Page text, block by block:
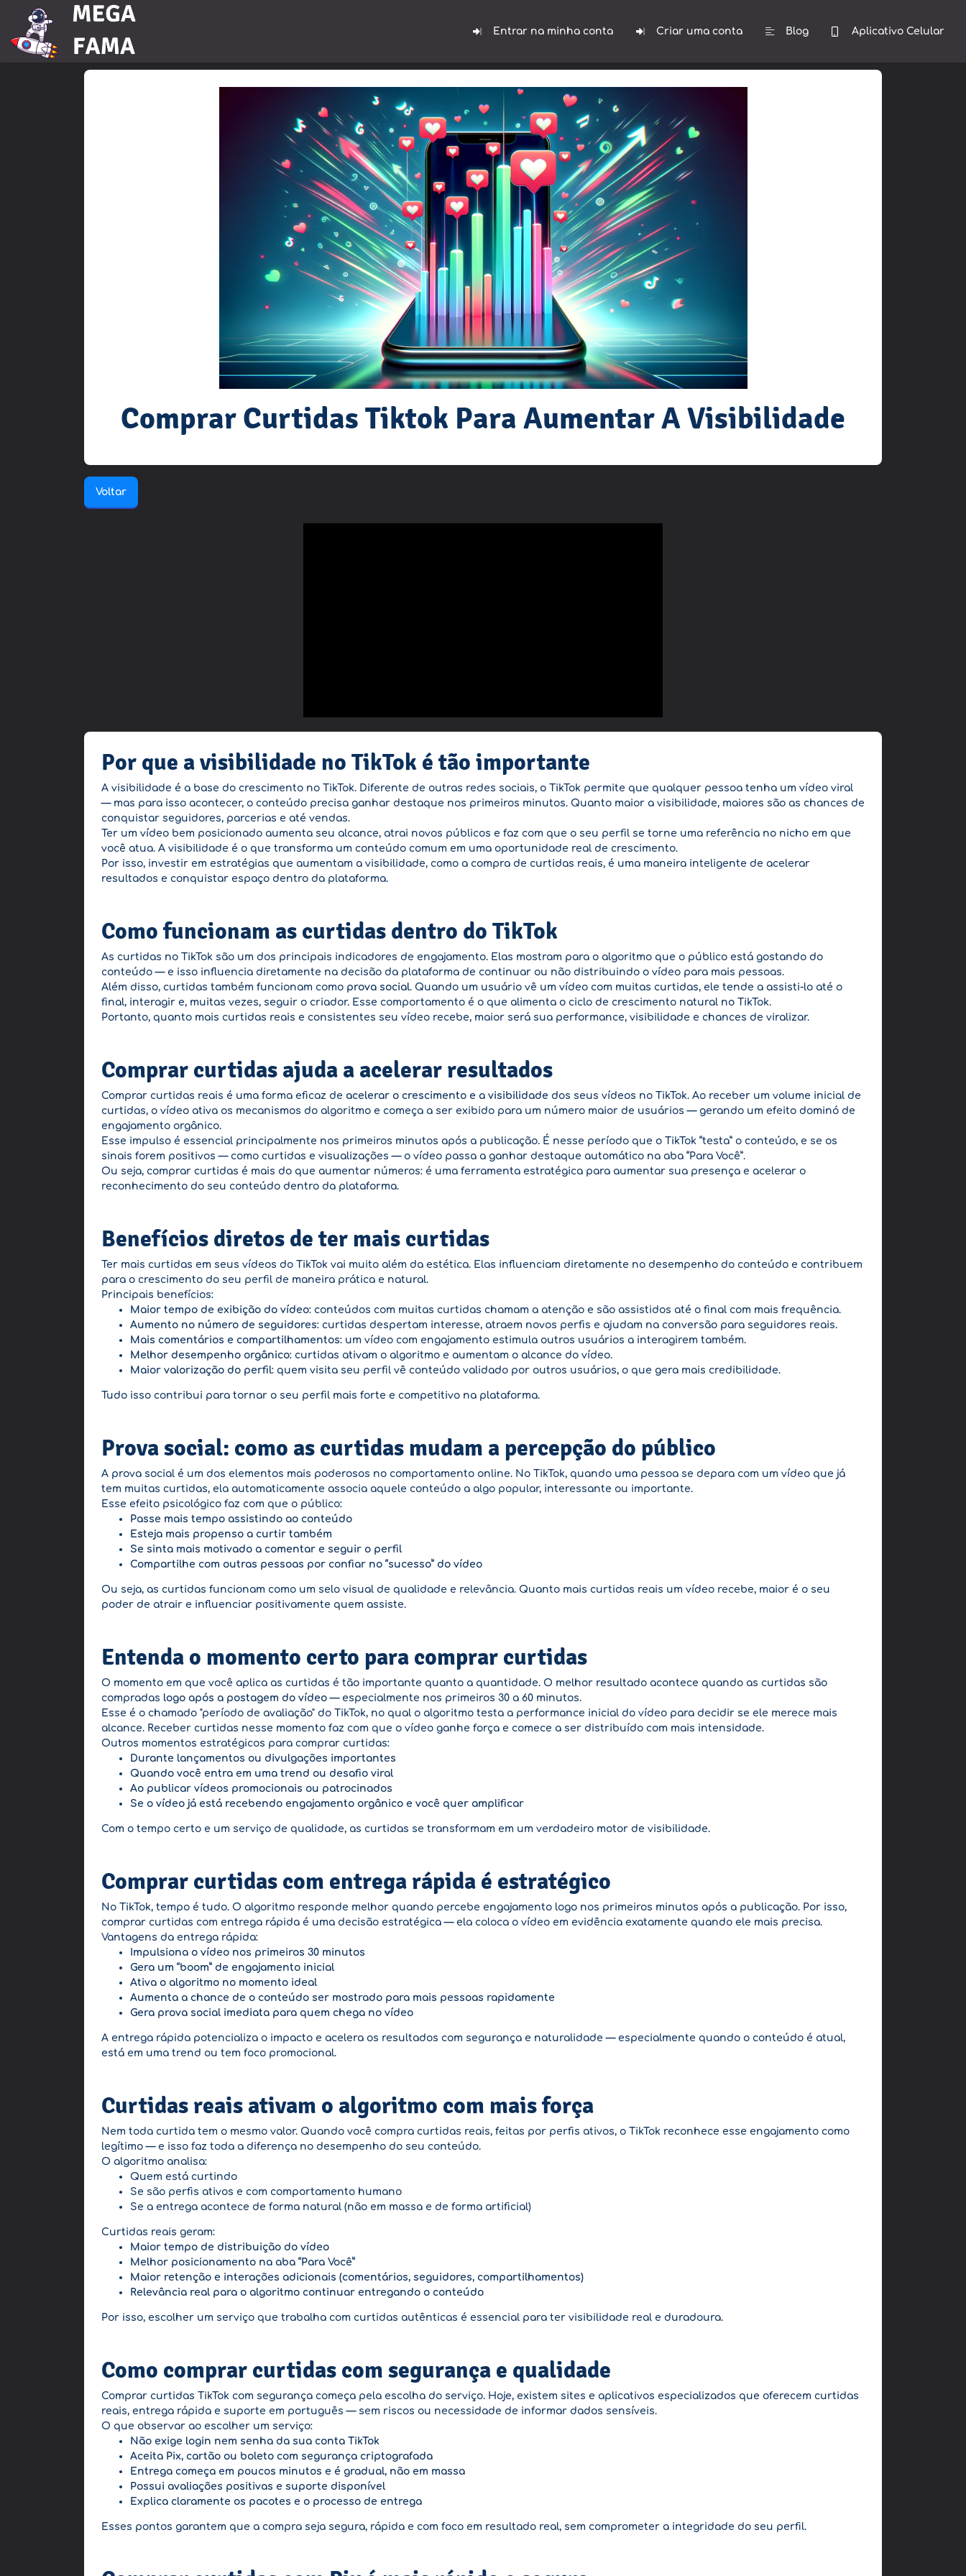
Entrar na minha conta Criar uma conta Blog Aplicativo Celular
Comprar Curtidas Tiktok Para Aumentar A Visibilidade
Voltar
Por que a visibilidade no TikTok é tão importante
A visibilidade é a base do crescimento no TikTok. Diferente de outras redes sociais, o TikTok permite que qualquer pessoa tenha um vídeo viral
— mas para isso acontecer, o conteúdo precisa ganhar destaque nos primeiros minutos. Quanto maior a visibilidade, maiores são as chances de
conquistar seguidores, parcerias e até vendas.
Ter um vídeo bem posicionado aumenta seu alcance, atrai novos públicos e faz com que o seu perfil se torne uma referência no nicho em que
você atua. A visibilidade é o que transforma um conteúdo comum em uma oportunidade real de crescimento.
Por isso, investir em estratégias que aumentam a visibilidade, como a compra de curtidas reais, é uma maneira inteligente de acelerar
resultados e conquistar espaço dentro da plataforma.
Como funcionam as curtidas dentro do TikTok
As curtidas no TikTok são um dos principais indicadores de engajamento. Elas mostram para o algoritmo que o público está gostando do
conteúdo — e isso influencia diretamente na decisão da plataforma de continuar ou não distribuindo o vídeo para mais pessoas.
Além disso, curtidas também funcionam como prova social. Quando um usuário vê um vídeo com muitas curtidas, ele tende a assisti-lo até o
final, interagir e, muitas vezes, seguir o criador. Esse comportamento é o que alimenta o ciclo de crescimento natural no TikTok.
Portanto, quanto mais curtidas reais e consistentes seu vídeo recebe, maior será sua performance, visibilidade e chances de viralizar.
Comprar curtidas ajuda a acelerar resultados
Comprar curtidas reais é uma forma eficaz de acelerar o crescimento e a visibilidade dos seus vídeos no TikTok. Ao receber um volume inicial de
curtidas, o vídeo ativa os mecanismos do algoritmo e começa a ser exibido para um número maior de usuários — gerando um efeito dominó de
engajamento orgânico.
Esse impulso é essencial principalmente nos primeiros minutos após a publicação. É nesse período que o TikTok “testa” o conteúdo, e se os
sinais forem positivos — como curtidas e visualizações — o vídeo passa a ganhar destaque automático na aba “Para Você”.
Ou seja, comprar curtidas é mais do que aumentar números: é uma ferramenta estratégica para aumentar sua presença e acelerar o
reconhecimento do seu conteúdo dentro da plataforma.
Benefícios diretos de ter mais curtidas
Ter mais curtidas em seus vídeos do TikTok vai muito além da estética. Elas influenciam diretamente no desempenho do conteúdo e contribuem
para o crescimento do seu perfil de maneira prática e natural.
Principais benefícios:
Maior tempo de exibição do vídeo: conteúdos com muitas curtidas chamam a atenção e são assistidos até o final com mais frequência.
Aumento no número de seguidores: curtidas despertam interesse, atraem novos perfis e ajudam na conversão para seguidores reais.
Mais comentários e compartilhamentos: um vídeo com engajamento estimula outros usuários a interagirem também.
Melhor desempenho orgânico: curtidas ativam o algoritmo e aumentam o alcance do vídeo.
Maior valorização do perfil: quem visita seu perfil vê conteúdo validado por outros usuários, o que gera mais credibilidade.
Tudo isso contribui para tornar o seu perfil mais forte e competitivo na plataforma.
Prova social: como as curtidas mudam a percepção do público
A prova social é um dos elementos mais poderosos no comportamento online. No TikTok, quando uma pessoa se depara com um vídeo que já
tem muitas curtidas, ela automaticamente associa aquele conteúdo a algo popular, interessante ou importante.
Esse efeito psicológico faz com que o público:
Passe mais tempo assistindo ao conteúdo
Esteja mais propenso a curtir também
Se sinta mais motivado a comentar e seguir o perfil
Compartilhe com outras pessoas por confiar no “sucesso” do vídeo
Ou seja, as curtidas funcionam como um selo visual de qualidade e relevância. Quanto mais curtidas reais um vídeo recebe, maior é o seu
poder de atrair e influenciar positivamente quem assiste.
Entenda o momento certo para comprar curtidas
O momento em que você aplica as curtidas é tão importante quanto a quantidade. O melhor resultado acontece quando as curtidas são
compradas logo após a postagem do vídeo — especialmente nos primeiros 30 a 60 minutos.
Esse é o chamado "período de avaliação" do TikTok, no qual o algoritmo testa a performance inicial do vídeo para decidir se ele merece mais
alcance. Receber curtidas nesse momento faz com que o vídeo ganhe força e comece a ser distribuído com mais intensidade.
Outros momentos estratégicos para comprar curtidas:
Durante lançamentos ou divulgações importantes
Quando você entra em uma trend ou desafio viral
Ao publicar vídeos promocionais ou patrocinados
Se o vídeo já está recebendo engajamento orgânico e você quer amplificar
Com o tempo certo e um serviço de qualidade, as curtidas se transformam em um verdadeiro motor de visibilidade.
Comprar curtidas com entrega rápida é estratégico
No TikTok, tempo é tudo. O algoritmo responde melhor quando percebe engajamento logo nos primeiros minutos após a publicação. Por isso,
comprar curtidas com entrega rápida é uma decisão estratégica — ela coloca o vídeo em evidência exatamente quando ele mais precisa.
Vantagens da entrega rápida:
Impulsiona o vídeo nos primeiros 30 minutos
Gera um “boom” de engajamento inicial
Ativa o algoritmo no momento ideal
Aumenta a chance de o conteúdo ser mostrado para mais pessoas rapidamente
Gera prova social imediata para quem chega no vídeo
A entrega rápida potencializa o impacto e acelera os resultados com segurança e naturalidade — especialmente quando o conteúdo é atual,
está em uma trend ou tem foco promocional.
Curtidas reais ativam o algoritmo com mais força
Nem toda curtida tem o mesmo valor. Quando você compra curtidas reais, feitas por perfis ativos, o TikTok reconhece esse engajamento como
legítimo — e isso faz toda a diferença no desempenho do seu conteúdo.
O algoritmo analisa:
Quem está curtindo
Se são perfis ativos e com comportamento humano
Se a entrega acontece de forma natural (não em massa e de forma artificial)
Curtidas reais geram:
Maior tempo de distribuição do vídeo
Melhor posicionamento na aba “Para Você”
Maior retenção e interações adicionais (comentários, seguidores, compartilhamentos)
Relevância real para o algoritmo continuar entregando o conteúdo
Por isso, escolher um serviço que trabalha com curtidas autênticas é essencial para ter visibilidade real e duradoura.
Como comprar curtidas com segurança e qualidade
Comprar curtidas TikTok com segurança começa pela escolha do serviço. Hoje, existem sites e aplicativos especializados que oferecem curtidas
reais, entrega rápida e suporte em português — sem riscos ou necessidade de informar dados sensíveis.
O que observar ao escolher um serviço:
Não exige login nem senha da sua conta TikTok
Aceita Pix, cartão ou boleto com segurança criptografada
Entrega começa em poucos minutos e é gradual, não em massa
Possui avaliações positivas e suporte disponível
Explica claramente os pacotes e o processo de entrega
Esses pontos garantem que a compra seja segura, rápida e com foco em resultado real, sem comprometer a integridade do seu perfil.